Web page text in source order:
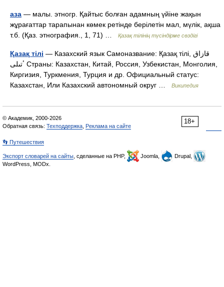
аза — малы. этногр. Қайтыс болған адамның үйіне жақын
жұрағаттар тарапынан көмек ретінде берілетін мал, мүлік, ақша
т.б. (Қаз. этнография., 1, 71) …
Қазақ тілінің түсіндірме сөздігі
Қазақ тілі — Казахский язык Самоназвание: Қазақ тілі, قازاق
ٴتىلى Страны: Казахстан, Китай, Россия, Узбекистан, Монголия,
Киргизия, Туркмения, Турция и др. Официальный статус:
Казахстан, Или Казахский автономный округ …
Википедия
18+
© Академик, 2000-2026
Обратная связь: Техподдержка Реклама на сайте
👣 Путешествия
Экспорт словарей на сайты , сделанные на PHP, Joomla,
Drupal,
WordPress, MODx.